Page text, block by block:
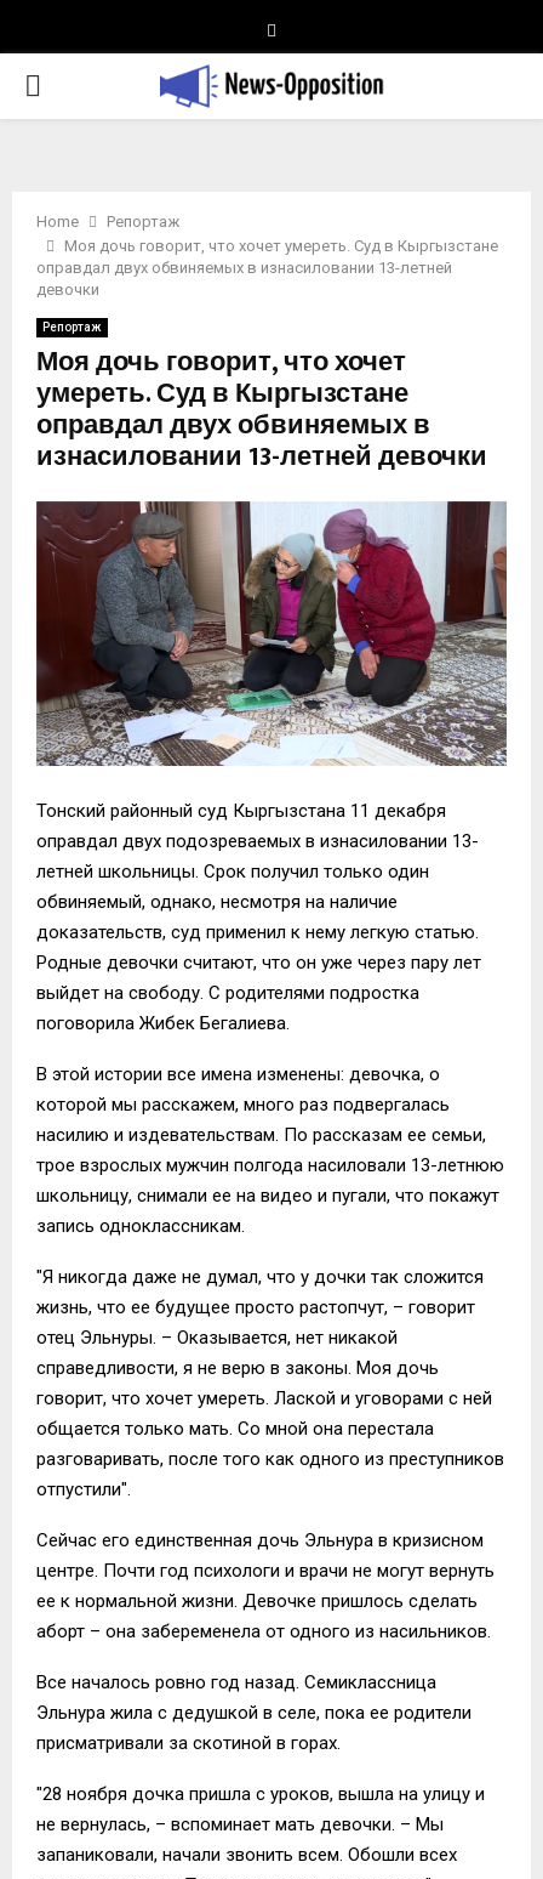
PRIMARY
Home
Репортаж
Моя дочь говорит, что хочет умереть. Суд в Кыргызстане
оправдал двух обвиняемых в изнасиловании 13-летней
девочки
Репортаж
Моя дочь говорит, что хочет
умереть. Суд в Кыргызстане
оправдал двух обвиняемых в
изнасиловании 13-летней девочки
Тонский районный суд Кыргызстана 11 декабря
оправдал двух подозреваемых в изнасиловании 13-
летней школьницы. Срок получил только один
обвиняемый, однако, несмотря на наличие
доказательств, суд применил к нему легкую статью.
Родные девочки считают, что он уже через пару лет
выйдет на свободу. С родителями подростка
поговорила Жибек Бегалиева.
В этой истории все имена изменены: девочка, о
которой мы расскажем, много раз подвергалась
насилию и издевательствам. По рассказам ее семьи,
трое взрослых мужчин полгода насиловали 13-летнюю
школьницу, снимали ее на видео и пугали, что покажут
запись одноклассникам.
"Я никогда даже не думал, что у дочки так сложится
жизнь, что ее будущее просто растопчут, – говорит
отец Эльнуры. – Оказывается, нет никакой
справедливости, я не верю в законы. Моя дочь
говорит, что хочет умереть. Лаской и уговорами с ней
общается только мать. Со мной она перестала
разговаривать, после того как одного из преступников
отпустили".
Сейчас его единственная дочь Эльнура в кризисном
центре. Почти год психологи и врачи не могут вернуть
ее к нормальной жизни. Девочке пришлось сделать
аборт – она забеременела от одного из насильников.
Все началось ровно год назад. Семиклассница
Эльнура жила с дедушкой в селе, пока ее родители
присматривали за скотиной в горах.
"28 ноября дочка пришла с уроков, вышла на улицу и
не вернулась, – вспоминает мать девочки. – Мы
запаниковали, начали звонить всем. Обошли всех